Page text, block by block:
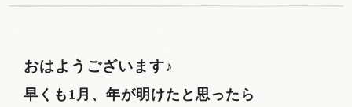
おはようございます♪
早くも1月、年が明けたと思ったら